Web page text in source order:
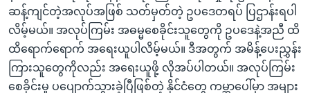
ဆန့်ကျင်တဲ့အလုပ်အဖြစ် သတ်မှတ်တဲ့ ဥပဒေတရပ် ပြဌာန်းရပါ
လိမ့်မယ်။ အလုပ်ကြမ်း အဓမ္မစေခိုင်းသူတွေကို ဥပဒေနဲ့အညီ ထိ
ထိရောက်ရောက် အရေးယူပါလိမ့်မယ်။ ဒီအတွက် အမိန့်ပေးညွှန်း
ကြားသူတွေကိုလည်း အရေးယူဖို့ လိုအပ်ပါတယ်။ အလုပ်ကြမ်း
စေခိုင်းမှု ပပျောက်သွားခဲ့ပြီဖြစ်တဲ့ နိုင်ငံတွေ ကမ္ဘာပေါ်မှာ အများ